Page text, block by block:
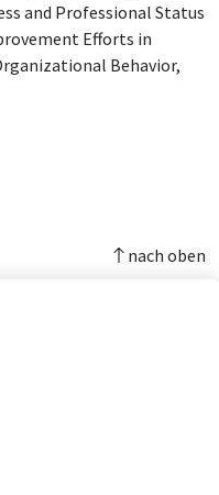
and Professional Status
Efforts in
Behavior,
nach oben